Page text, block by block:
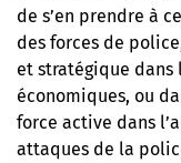
de s’en prendre à
des forces de
et stratégique dans
économiques, ou
force active dans
attaques de la